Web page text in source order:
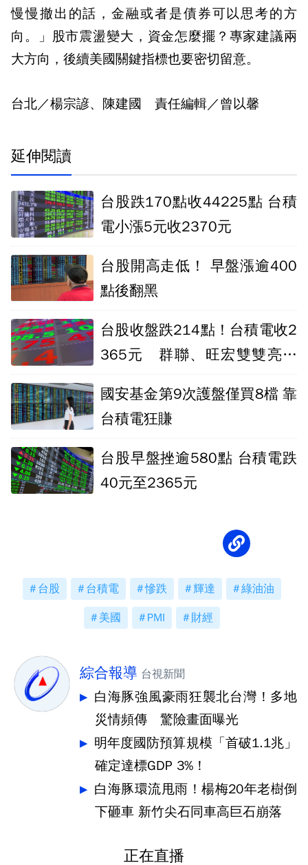
慢慢撤出的話，金融或者是債券可以思考的方
向。」股市震盪變大，資金怎麼擺？專家建議兩
大方向，後續美國關鍵指標也要密切留意。
台北／楊宗諺、陳建國 責任編輯／曾以馨
延伸閱讀
台股跌170點收44225點 台積
電小漲5元收2370元
台股開高走低！ 早盤漲逾400
點後翻黑
台股收盤跌214點！台積電收2
365元 群聯、旺宏雙雙亮燈
國安基金第9次護盤僅買8檔 靠
台積電狂賺
台股早盤挫逾580點 台積電跌
40元至2365元
台股 台積電 慘跌 輝達 綠油油
美國 PMI 財經
綜合報導 台視新聞
白海豚強風豪雨狂襲北台灣！多地
災情頻傳 驚險畫面曝光
明年度國防預算規模「首破1.1兆」
確定達標GDP 3%！
白海豚環流甩雨！楊梅20年老樹倒
下砸車 新竹尖石同車高巨石崩落
正在直播